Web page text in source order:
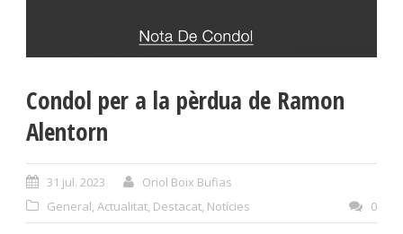
Condol per a la pèrdua de Ramon
Alentorn
31 jul. 2023
Oriol Boix Bufias
General, Actualitat, Destacat, Notícies 0